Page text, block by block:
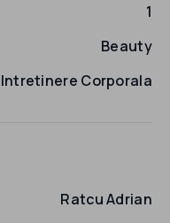
1
Beauty
Intretinere Corporala
Ratcu Adrian